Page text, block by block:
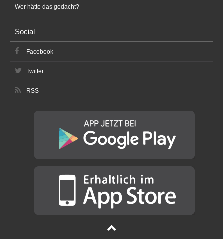
Wer hätte das gedacht?
Social
Facebook
Twitter
RSS